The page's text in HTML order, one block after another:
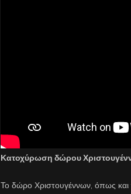
Κατοχύρωση δώρου
Το δώρο Χριστουγέννων, όπως